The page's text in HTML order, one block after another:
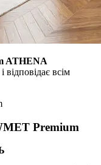
ATHENA
відповідає всім
Premium